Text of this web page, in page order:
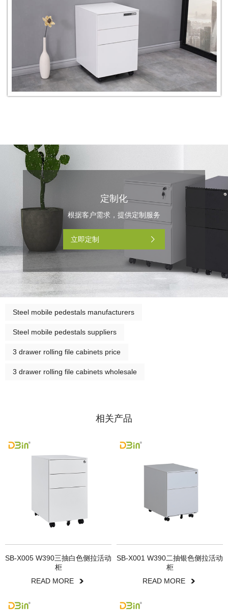
定制化
根据客户需求，提供定制服务
立即定制
Steel mobile pedestals manufacturers
Steel mobile pedestals suppliers
3 drawer rolling file cabinets price
3 drawer rolling file cabinets wholesale
相关产品
SB-X005 W390三抽白色侧拉活动
柜
READ MORE
SB-X001 W390二抽银色侧拉活动
柜
READ MORE